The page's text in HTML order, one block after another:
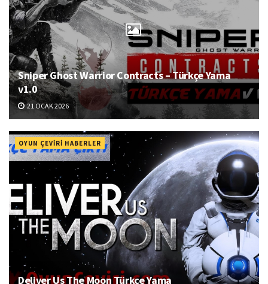
Sniper Ghost Warrior Contracts – Türkçe Yama
v1.0
21 OCAK 2026
OYUN ÇEVIRI HABERLER
Deliver Us The Moon Türkçe Yama